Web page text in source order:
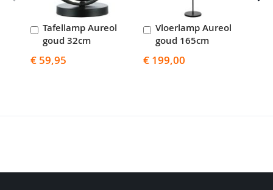
Tafellamp Aureol
goud 32cm
€ 59,95
In
Winkelwagen
Vloerlamp Aureol
goud 165cm
€ 199,00
In
Winkelwagen